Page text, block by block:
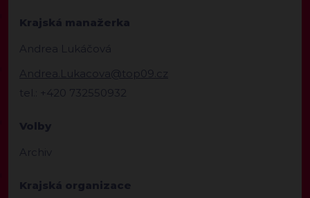
Krajská manažerka
Andrea Lukáčová
Andrea.Lukacova@top09.cz
tel.: +420 732550932
Volby
Archiv
Krajská organizace